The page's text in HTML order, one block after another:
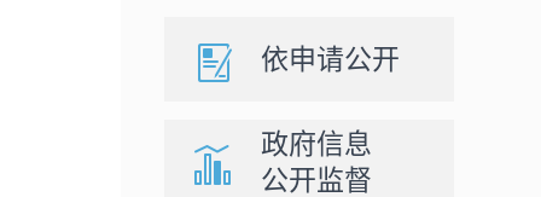
依申请公开
政府信息
公开监督